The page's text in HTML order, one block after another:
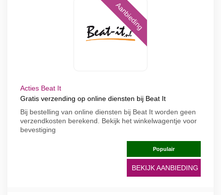
Aanbieding
Acties Beat It
Gratis verzending op online diensten bij Beat It
Bij bestelling van online diensten bij Beat It worden geen
verzendkosten berekend. Bekijk het winkelwagentje voor
bevestiging
Populair
BEKIJK AANBIEDING